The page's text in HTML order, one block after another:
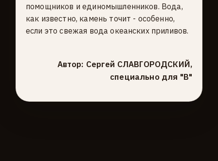
помощников и единомышленников. Вода,
как известно, камень точит - особенно,
если это свежая вода океанских приливов.
Автор: Сергей СЛАВГОРОДСКИЙ,
специально для "В"